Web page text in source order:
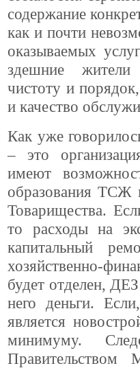
содержание
как и почти
оказываемых
здешние жители
чистоту и
и качество
Как уже
– это
имеют
образования ТСЖ
Товарищества.
то расходы на
капитальный
хозяйственно-
будет отделен,
него деньги.
является
минимуму.